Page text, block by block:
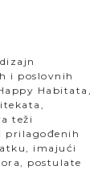
i poslovnih
Habitata,
teži
prilagođenih
imajući
postulate